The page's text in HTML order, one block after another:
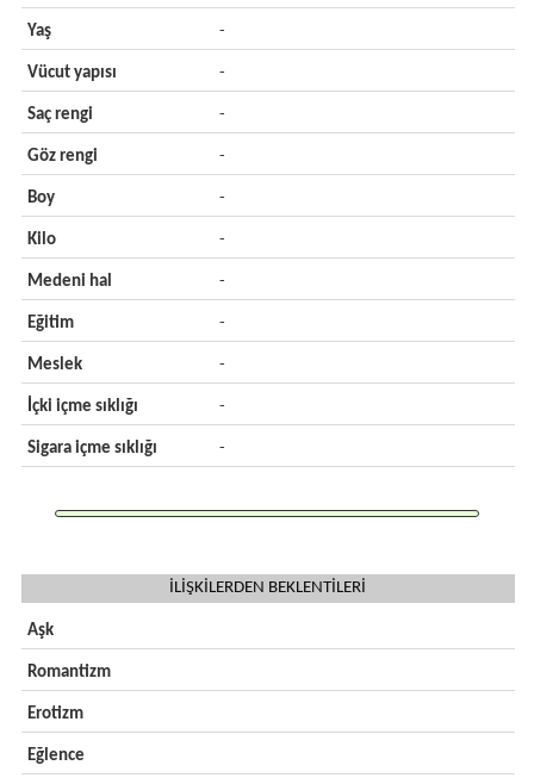
Yaş -
Vücut yapısı -
Saç rengi -
Göz rengi -
Boy -
Kilo -
Medeni hal -
Eğitim -
Meslek -
İçki içme sıklığı -
Sigara içme sıklığı -
İLİŞKİLERDEN BEKLENTİLERİ
Aşk
Romantizm
Erotizm
Eğlence